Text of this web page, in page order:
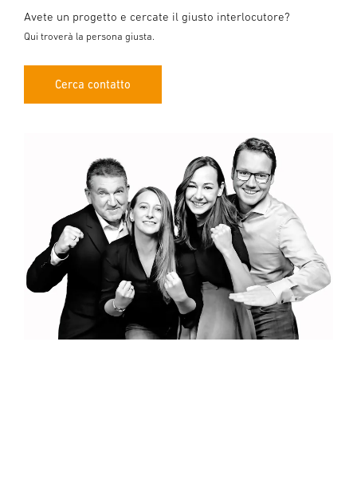
Avete un progetto e cercate il giusto interlocutore?
Qui troverà la persona giusta.
Cerca contatto